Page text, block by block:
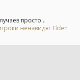
просто...
ненавидят Elden